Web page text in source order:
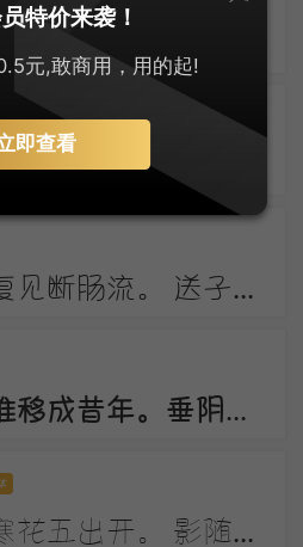
窗外一株梅，寒花五出开。 影随朝日远，香逐便风来。 泣对铜钩障，愁看玉镜台。 行人断消息，春恨几裴回。
特价来袭！
元,敢商用，用的起!
即查看